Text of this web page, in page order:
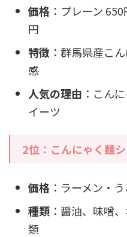
価格 ：プレーン
円
特徴 ：群馬県産こ
感
人気の理由 ：こん
イーツ
2位：こんにゃく麺
価格 ：ラーメン・
種類 ：醤油、味噌
類